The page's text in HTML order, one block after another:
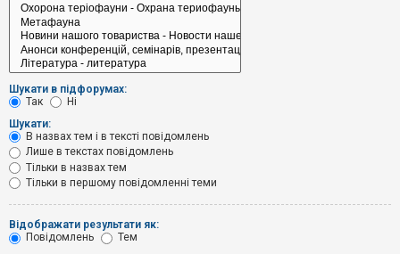
в
н
т
е
м
и
о
ш
Шукати в підфорумах:
Так
Ні
Шукати:
В назвах тем і в тексті повідомлень
Лише в текстах повідомлень
Тільки в назвах тем
Тільки в першому повідомленні теми
Відображати результати як:
Повідомлень
Тем